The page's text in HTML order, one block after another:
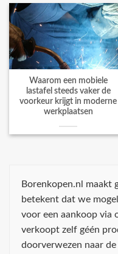
Waarom een mobiele
lastafel steeds vaker de
voorkeur krijgt in moderne
werkplaatsen
Borenkopen.nl maakt
betekent dat we
voor een aankoop via
verkoopt zelf géén
doorverwezen naar